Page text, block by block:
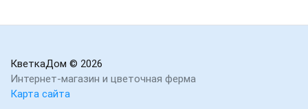
КветкаДом © 2026
Интернет-магазин и цветочная ферма
Карта сайта